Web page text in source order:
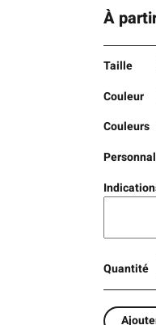
À
Taille
Couleur
Couleurs
Quantité